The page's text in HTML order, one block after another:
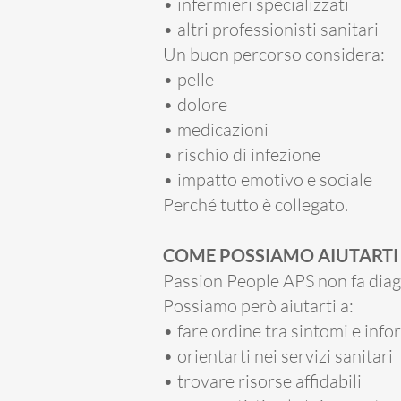
• altri professionisti sanitari
Un buon percorso considera:
• pelle
• dolore
• medicazioni
• rischio di infezione
• impatto emotivo e sociale
Perché tutto è collegato.
COME POSSIAMO AIUTARTI
Passion People APS non fa
Possiamo però aiutarti a:
• fare ordine tra sintomi e
• orientarti nei servizi sanitari
• trovare risorse affidabili